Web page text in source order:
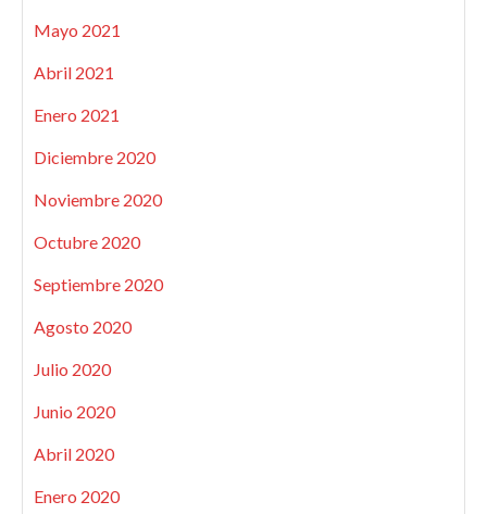
Mayo 2021
Abril 2021
Enero 2021
Diciembre 2020
Noviembre 2020
Octubre 2020
Septiembre 2020
Agosto 2020
Julio 2020
Junio 2020
Abril 2020
Enero 2020